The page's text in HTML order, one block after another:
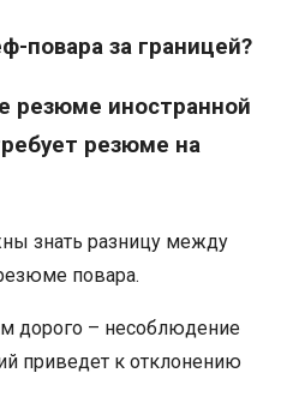
повара за границей?
резюме иностранной
резюме на
знать разницу между
повара.
дорого – несоблюдение
приведет к отклонению